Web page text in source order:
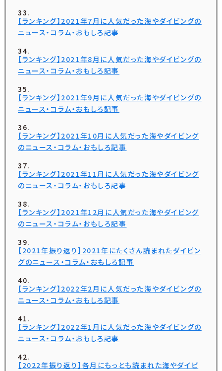
【ランキング】2021年7月に人気だった海やダイビングの
ニュース・コラム・おもしろ記事
【ランキング】2021年8月に人気だった海やダイビングの
ニュース・コラム・おもしろ記事
【ランキング】2021年9月に人気だった海やダイビングの
ニュース・コラム・おもしろ記事
【ランキング】2021年10月に人気だった海やダイビング
のニュース・コラム・おもしろ記事
【ランキング】2021年11月に人気だった海やダイビング
のニュース・コラム・おもしろ記事
【ランキング】2021年12月に人気だった海やダイビング
のニュース・コラム・おもしろ記事
【2021年振り返り】2021年にたくさん読まれたダイビン
グのニュース・コラム・おもしろ記事
【ランキング】2022年2月に人気だった海やダイビングの
ニュース・コラム・おもしろ記事
【ランキング】2022年1月に人気だった海やダイビングの
ニュース・コラム・おもしろ記事
【2022年振り返り】各月にもっとも読まれた海やダイビ